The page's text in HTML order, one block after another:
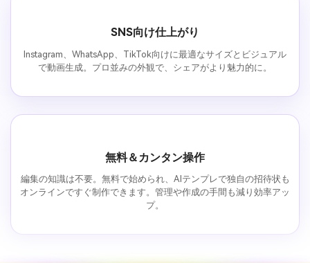
SNS向け仕上がり
Instagram、WhatsApp、TikTok向けに最適なサイズとビジュアル
で動画生成。プロ並みの外観で、シェアがより魅力的に。
無料＆カンタン操作
編集の知識は不要。無料で始められ、AIテンプレで独自の招待状も
オンラインですぐ制作できます。管理や作成の手間も減り効率アッ
プ。